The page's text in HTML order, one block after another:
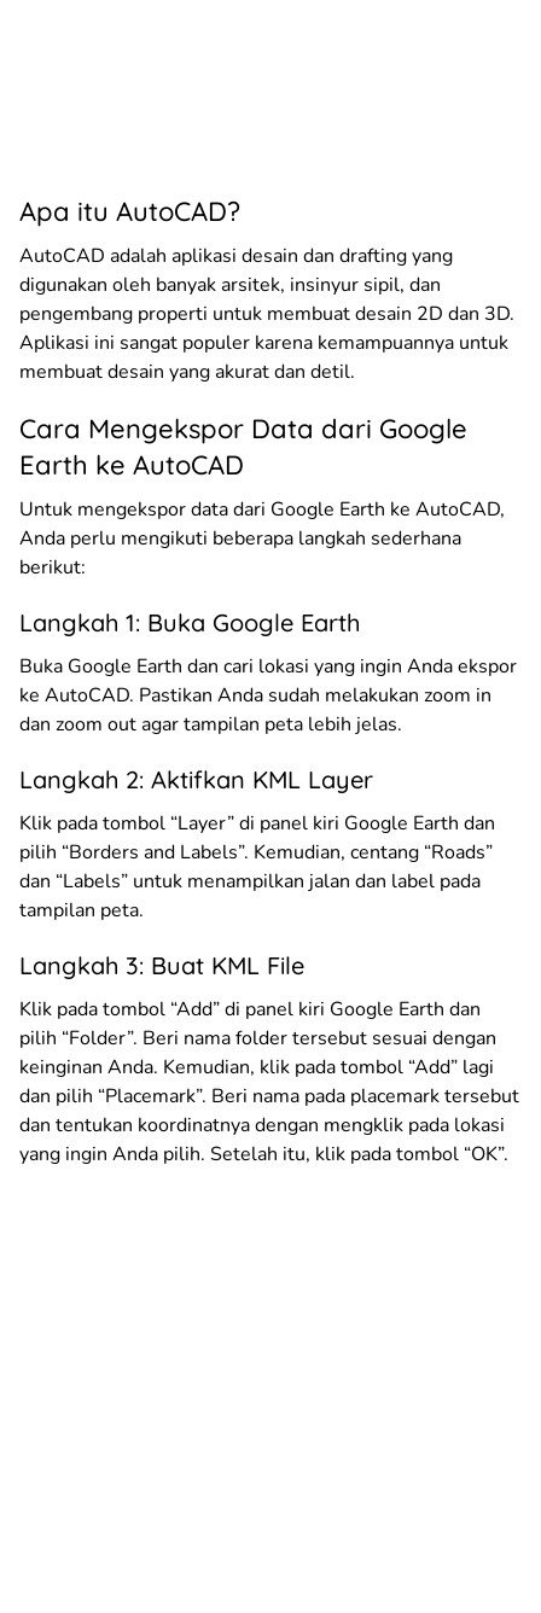
Apa itu AutoCAD?
AutoCAD adalah aplikasi desain dan drafting yang
digunakan oleh banyak arsitek, insinyur sipil, dan
pengembang properti untuk membuat desain 2D dan 3D.
Aplikasi ini sangat populer karena kemampuannya untuk
membuat desain yang akurat dan detil.
Cara Mengekspor Data dari Google
Earth ke AutoCAD
Untuk mengekspor data dari Google Earth ke AutoCAD,
Anda perlu mengikuti beberapa langkah sederhana
berikut:
Langkah 1: Buka Google Earth
Buka Google Earth dan cari lokasi yang ingin Anda ekspor
ke AutoCAD. Pastikan Anda sudah melakukan zoom in
dan zoom out agar tampilan peta lebih jelas.
Langkah 2: Aktifkan KML Layer
Klik pada tombol “Layer” di panel kiri Google Earth dan
pilih “Borders and Labels”. Kemudian, centang “Roads”
dan “Labels” untuk menampilkan jalan dan label pada
tampilan peta.
Langkah 3: Buat KML File
Klik pada tombol “Add” di panel kiri Google Earth dan
pilih “Folder”. Beri nama folder tersebut sesuai dengan
keinginan Anda. Kemudian, klik pada tombol “Add” lagi
dan pilih “Placemark”. Beri nama pada placemark tersebut
dan tentukan koordinatnya dengan mengklik pada lokasi
yang ingin Anda pilih. Setelah itu, klik pada tombol “OK”.